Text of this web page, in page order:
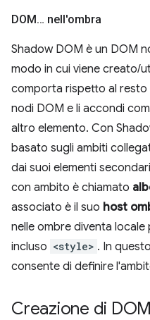
DOM… nell'ombra
Shadow DOM è un DOM
modo in cui viene creato/
comporta rispetto al resto
nodi DOM e li accondi
altro elemento. Con
basato sugli ambiti
dai suoi elementi
con ambito è chiamato
associato è il suo host
nelle ombre diventa
incluso <style> . In
consente di definire
Creazione di